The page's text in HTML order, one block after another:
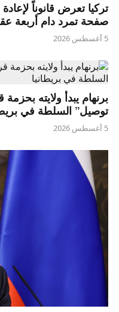
تركيا تعرض قانوناً
صفحة تمرد دام أربعة
5 أغسطس 2026
برنهام يبدأ ولايته
توصيل” السلطة في
5 أغسطس 2026